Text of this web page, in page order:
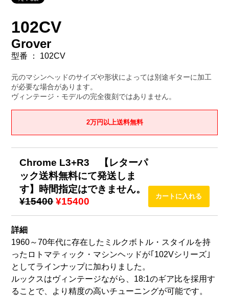
102CV
Grover
型番 ： 102CV
元のマシンヘッドのサイズや形状によっては別途ギターに加工
が必要な場合があります。
ヴィンテージ・モデルの完全復刻ではありません。
2万円以上送料無料
Chrome L3+R3 【レターパ
ック送料無料にて発送しま
す】時間指定はできません。
¥15400 ¥15400
詳細
1960～70年代に存在したミルクボトル・スタイルを持
ったロトマティック・マシンヘッドが｢102Vシリーズ｣
としてラインナップに加わりました。
ルックスはヴィンテージながら、18:1のギア比を採用す
ることで、より精度の高いチューニングが可能です。